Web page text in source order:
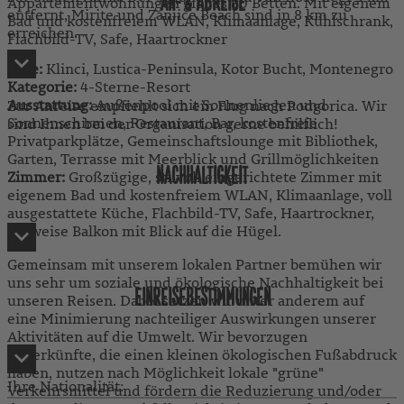
Bad und kostenfreiem WLAN, Klimaanlage, Kühlschrank,
Flachbild-TV, Safe, Haartrockner
entfernt, Mirite und Zanjice Beach sind in 8 km zu
erreichen.
Lage: Klinci, Lustica-Peninsula, Kotor Bucht, Montenegro
Kategorie:4-Sterne-Resort
Ausstattung:Außenpool mit Sonnenliegen und
Sonnenschirmen, Restaurant, Bar, kostenfreie
Privatparkplätze, Gemeinschaftslounge mit Bibliothek,
Garten, Terrasse mit Meerblick und Grillmöglichkeiten
Zimmer: Großzügige, stilvoll eingerichtete Zimmer mit
eigenem Bad und kostenfreiem WLAN, Klimaanlage, voll
ausgestattete Küche, Flachbild-TV, Safe, Haartrockner,
teilweise Balkon mit Blick auf die Hügel.
Zur Anreise empfiehlt sich ein Flug nach Podgorica. Wir
sind Ihnen bei der Organisation gerne behilflich!
NACHHALTIGKEIT
Gemeinsam mit unserem lokalen Partner bemühen wir
uns sehr um soziale und ökologische Nachhaltigkeit bei
unseren Reisen. Dabei setzen wir unter anderem auf
eine Minimierung nachteiliger Auswirkungen unserer
Aktivitäten auf die Umwelt. Wir bevorzugen
Unterkünfte, die einen kleinen ökologischen Fußabdruck
haben, nutzen nach Möglichkeit lokale "grüne"
Verkehrsmittel und fördern die Reduzierung und/oder
EINREISEBESTIMMUNGEN
Ihre Nationalität: